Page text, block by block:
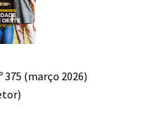
375 (março 2026)